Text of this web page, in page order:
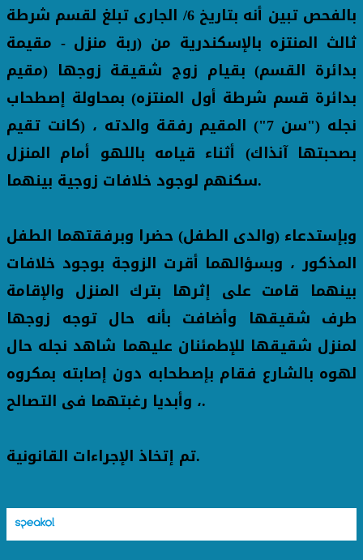
بالفحص تبين أنه بتاريخ 6/ الجارى تبلغ لقسم شرطة
ثالث المنتزه بالإسكندرية من (ربة منزل - مقيمة
بدائرة القسم) بقيام زوج شقيقة زوجها (مقيم
بدائرة قسم شرطة أول المنتزه) بمحاولة إصطحاب
نجله ("سن 7") المقيم رفقة والدته ، (كانت تقيم
بصحبتها آنذاك) أثناء قيامه باللهو أمام المنزل
سكنهم لوجود خلافات زوجية بينهما.
وبإستدعاء (والدى الطفل) حضرا وبرفقتهما الطفل
المذكور ، وبسؤالهما أقرت الزوجة بوجود خلافات
بينهما قامت على إثرها بترك المنزل والإقامة
طرف شقيقها وأضافت بأنه حال توجه زوجها
لمنزل شقيقها للإطمئنان عليهما شاهد نجله حال
لهوه بالشارع فقام بإصطحابه دون إصابته بمكروه
، وأبديا رغبتهما فى التصالح.
تم إتخاذ الإجراءات القانونية.